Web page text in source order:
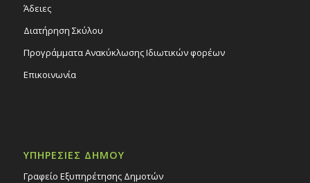
Άδειες
Διατήρηση Σκύλου
Προγράμματα Ανακύκλωσης Ιδιωτικών φορέων
Επικοινωνία
ΥΠΗΡΕΣΙΕΣ ΔΗΜΟΥ
Γραφείο Εξυπηρέτησης Δημοτών